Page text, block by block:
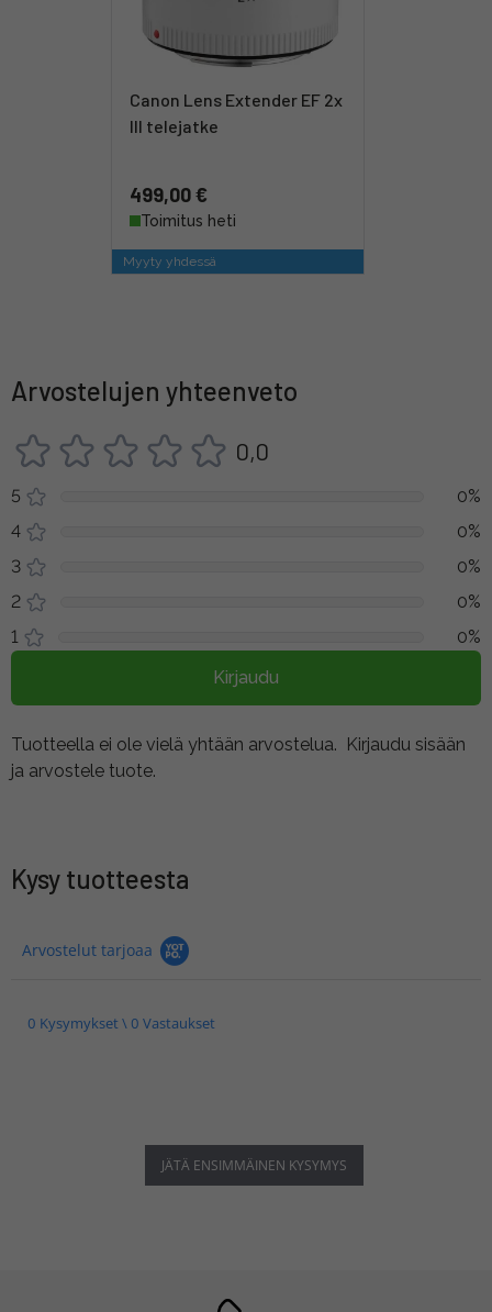
Canon Lens Extender EF 2x
III telejatke
499,00 €
Toimitus heti
Myyty yhdessä
Arvostelujen yhteenveto
0,0
5
0%
4
0%
3
0%
2
0%
1
0%
Kirjaudu
Tuotteella ei ole vielä yhtään arvostelua. Kirjaudu sisään
ja arvostele tuote.
Kysy tuotteesta
Arvostelut tarjoaa
0 Kysymykset \ 0 Vastaukset
JÄTÄ ENSIMMÄINEN KYSYMYS